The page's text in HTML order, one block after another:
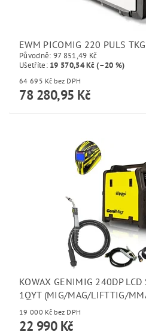
EWM PICOMIG 220 PULS
Původně: 97 851,49 Kč
Ušetříte: 19 570,54 Kč (–20 %)
64 695 Kč bez DPH
78 280,95 Kč
KOWAX GENIMIG 240DP LCD
1QYT (MIG/MAG/LIFTTIG/
19 000 Kč bez DPH
22 990 Kč